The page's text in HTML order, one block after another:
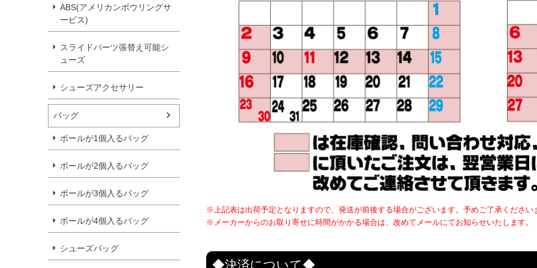
ABS(アメリカンボウリングサ
ービス)
スライドパーツ張替え可能シ
ューズ
シューズアクセサリー
バッグ
ボールが1個入るバッグ
ボールが2個入るバッグ
ボールが3個入るバッグ
ボールが4個入るバッグ
シューズバッグ
※上記表は出荷予定となりますので、発送が前後する場合がございます。予めご了承ください
※メーカーからのお取り寄せに時間がかかる場合は、改めてメールにてお知らせいたします。
◆決済について◆